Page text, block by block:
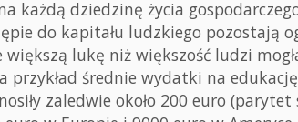
każdą dziedzinę życia
do kapitału ludzkiego pozostają
lukę niż większość ludzi
przykład średnie wydatki na
zaledwie około 200 euro (parytet